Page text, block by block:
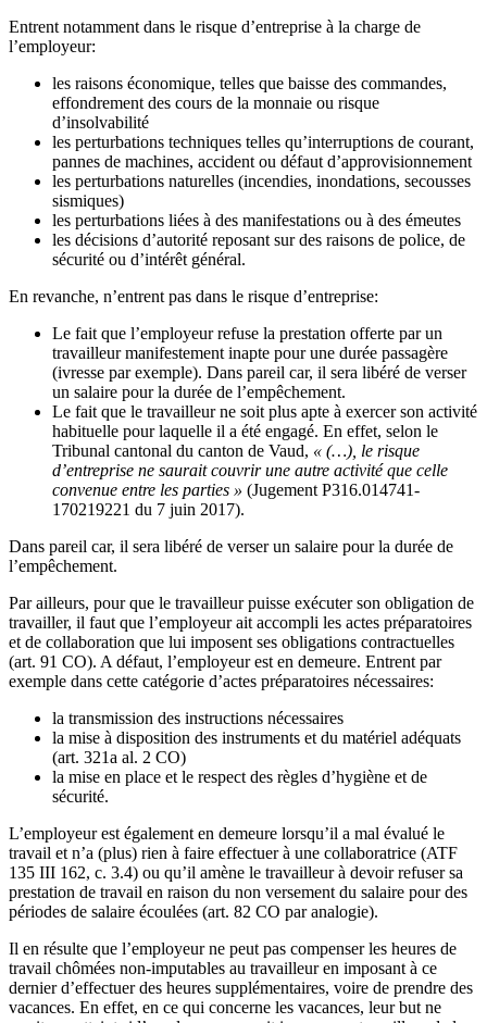
Entrent notamment dans le risque d’entreprise à la charge de
l’employeur:
les raisons économique, telles que baisse des commandes,
effondrement des cours de la monnaie ou risque
d’insolvabilité
les perturbations techniques telles qu’interruptions de courant,
pannes de machines, accident ou défaut d’approvisionnement
les perturbations naturelles (incendies, inondations, secousses
sismiques)
les perturbations liées à des manifestations ou à des émeutes
les décisions d’autorité reposant sur des raisons de police, de
sécurité ou d’intérêt général.
En revanche, n’entrent pas dans le risque d’entreprise:
Le fait que l’employeur refuse la prestation offerte par un
travailleur manifestement inapte pour une durée passagère
(ivresse par exemple). Dans pareil car, il sera libéré de verser
un salaire pour la durée de l’empêchement.
Le fait que le travailleur ne soit plus apte à exercer son activité
habituelle pour laquelle il a été engagé. En effet, selon le
Tribunal cantonal du canton de Vaud, « (…), le risque
d’entreprise ne saurait couvrir une autre activité que celle
convenue entre les parties » (Jugement P316.014741-
170219221 du 7 juin 2017).
Dans pareil car, il sera libéré de verser un salaire pour la durée de
l’empêchement.
Par ailleurs, pour que le travailleur puisse exécuter son obligation de
travailler, il faut que l’employeur ait accompli les actes préparatoires
et de collaboration que lui imposent ses obligations contractuelles
(art. 91 CO). A défaut, l’employeur est en demeure. Entrent par
exemple dans cette catégorie d’actes préparatoires nécessaires:
la transmission des instructions nécessaires
la mise à disposition des instruments et du matériel adéquats
(art. 321a al. 2 CO)
la mise en place et le respect des règles d’hygiène et de
sécurité.
L’employeur est également en demeure lorsqu’il a mal évalué le
travail et n’a (plus) rien à faire effectuer à une collaboratrice (ATF
135 III 162, c. 3.4) ou qu’il amène le travailleur à devoir refuser sa
prestation de travail en raison du non versement du salaire pour des
périodes de salaire écoulées (art. 82 CO par analogie).
Il en résulte que l’employeur ne peut pas compenser les heures de
travail chômées non-imputables au travailleur en imposant à ce
dernier d’effectuer des heures supplémentaires, voire de prendre des
vacances. En effet, en ce qui concerne les vacances, leur but ne